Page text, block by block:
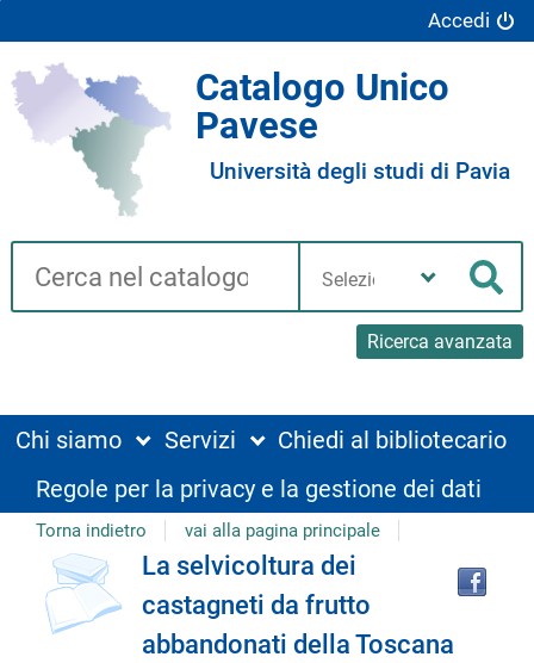
Accedi
Catalogo Unico
Pavese
Università degli studi di Pavia
Cerca su "Catalogo"
Ricerca avanzata
biblioteca
Chi siamo Servizi
Chiedi al bibliotecario
Regole per la privacy e la gestione dei dati
Torna indietro vai alla pagina principale
Dettaglio
del
La selvicoltura dei
castagneti da frutto
abbandonati della Toscana